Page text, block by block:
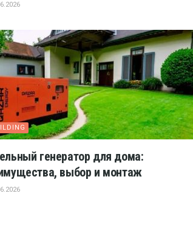
генератор для дома:
выбор и монтаж